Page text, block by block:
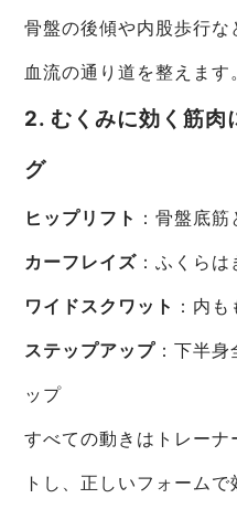
骨盤の後傾や内股歩行な
血流の通り道を整えます
2. むくみに効く筋肉
グ
ヒップリフト ：骨盤底
カーフレイズ ：ふくら
ワイドスクワット ：内
ステップアップ ：下半
ップ
すべての動きはトレー
トし、正しいフォーム